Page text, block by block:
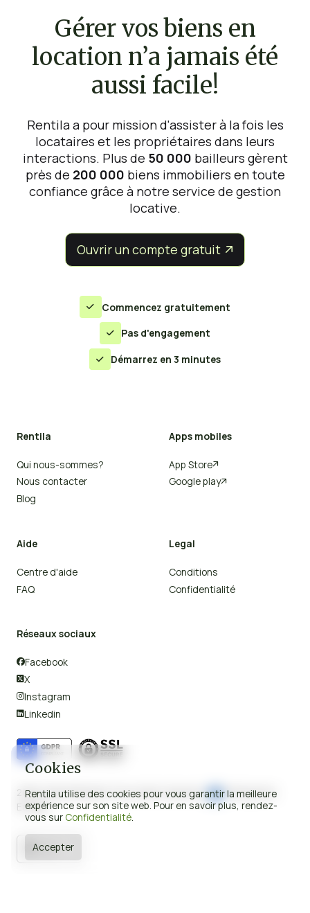
Cookies
Rentila utilise des cookies pour vous garantir la meilleure
expérience sur son site web. Pour en savoir plus, rendez-
vous sur Confidentialité.
Accepter
Gérer vos biens en
location n’a jamais été
aussi facile!
Rentila a pour mission d'assister à la fois les
locataires et les propriétaires dans leurs
interactions. Plus de 50 000 bailleurs gèrent
près de 200 000 biens immobiliers en toute
confiance grâce à notre service de gestion
locative.
Ouvrir un compte gratuit 
 Commencez gratuitement
 Pas d'engagement
 Démarrez en 3 minutes
Rentila
Qui nous-sommes?
Nous contacter
Blog
Apps mobiles
App Store
Google play
Aide
Centre d'aide
FAQ
Legal
Conditions
Confidentialité
Réseaux sociaux
Facebook
X
Instagram
Linkedin
2008-2026 © Rentila Tous droits réservés.
Fabriqué en
Europe.
France 